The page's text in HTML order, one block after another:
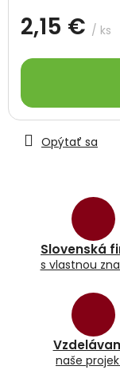
2,15 € / ks
cena:
Slovenská
s vlastnou
naše
Opýtať sa